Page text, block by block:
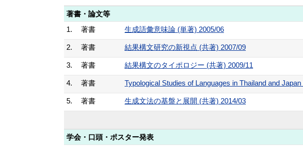
著書・論文等
1.
著書 生成語彙意味論 (単著) 2005/06
2. 著書 結果構文研究の新視点 (共著) 2007/09
3. 著書 結果構文のタイポロジー (共著) 2009/11
4. 著書 Typological Studies of Languages in Thailand and
5. 著書 生成文法の基盤と展開 (共著) 2014/03
学会・口頭・ポスター発表